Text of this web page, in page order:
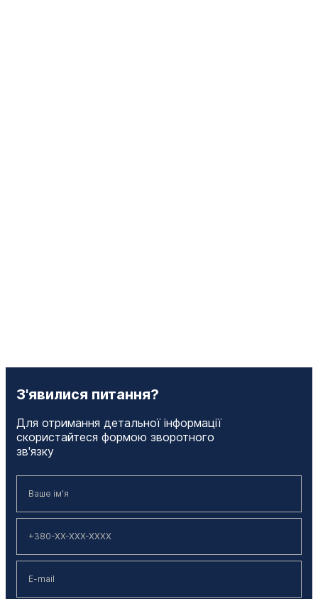
З'явилися питання?
Для отримання детальної інформації
скористайтеся формою зворотного
зв'язку